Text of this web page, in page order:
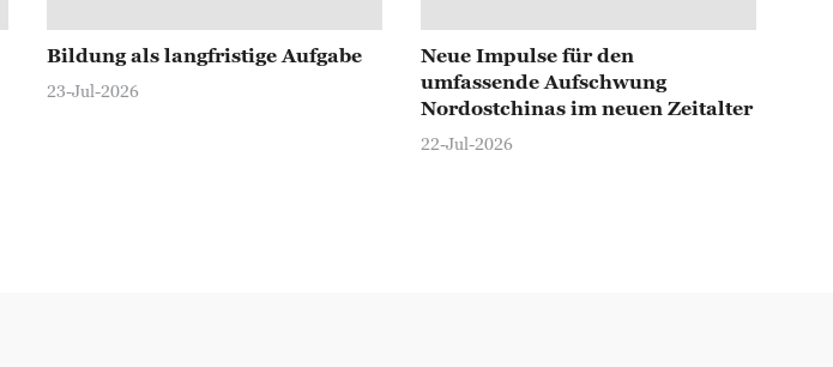
Bildung als langfristige Aufgabe
23-Jul-2026
Neue Impulse für den
umfassende Aufschwung
Nordostchinas im neuen Zeitalter
22-Jul-2026